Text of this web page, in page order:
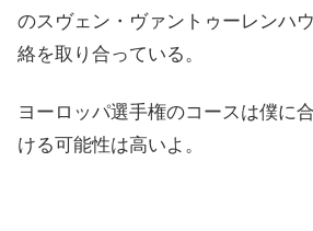
のスヴェン・ヴァントゥーレンハ
絡を取り合っている。
ヨーロッパ選手権のコースは僕に
ける可能性は高いよ。